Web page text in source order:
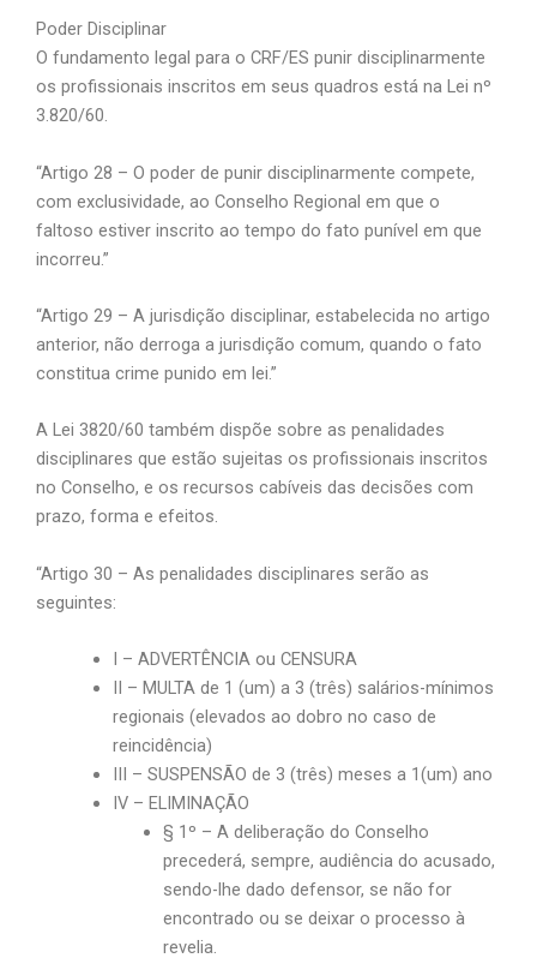
Poder Disciplinar
O fundamento legal para o CRF/ES punir disciplinarmente
os profissionais inscritos em seus quadros está na Lei nº
3.820/60.
“Artigo 28 – O poder de punir disciplinarmente compete,
com exclusividade, ao Conselho Regional em que o
faltoso estiver inscrito ao tempo do fato punível em que
incorreu.”
“Artigo 29 – A jurisdição disciplinar, estabelecida no artigo
anterior, não derroga a jurisdição comum, quando o fato
constitua crime punido em lei.”
A Lei 3820/60 também dispõe sobre as penalidades
disciplinares que estão sujeitas os profissionais inscritos
no Conselho, e os recursos cabíveis das decisões com
prazo, forma e efeitos.
“Artigo 30 – As penalidades disciplinares serão as
seguintes:
I – ADVERTÊNCIA ou CENSURA
II – MULTA de 1 (um) a 3 (três) salários-mínimos
regionais (elevados ao dobro no caso de
reincidência)
III – SUSPENSÃO de 3 (três) meses a 1(um) ano
IV – ELIMINAÇÃO
§ 1º – A deliberação do Conselho
precederá, sempre, audiência do acusado,
sendo-lhe dado defensor, se não for
encontrado ou se deixar o processo à
revelia.